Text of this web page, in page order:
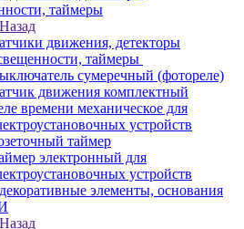
таймеры
Назад
движения, детекторы
таймеры
сумеречный (фотореле)
движения комплектный
времени механическое для
устройств
таймер
электронный для
устройств
элементы, основания
Назад